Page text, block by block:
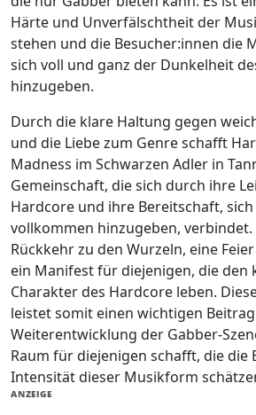
Härte und Unverfälschtheit der
stehen und die Besucher:innen die
sich voll und ganz der Dunkelheit
hinzugeben.
Durch die klare Haltung gegen
und die Liebe zum Genre schafft
Madness im Schwarzen Adler in
Gemeinschaft, die sich durch ihre
Hardcore und ihre Bereitschaft,
vollkommen hinzugeben, verbindet.
Rückkehr zu den Wurzeln, eine
ein Manifest für diejenigen, die den
Charakter des Hardcore leben.
leistet somit einen wichtigen
Weiterentwicklung der Gabber-
Raum für diejenigen schafft, die die
Intensität dieser Musikform
ANZEIGE